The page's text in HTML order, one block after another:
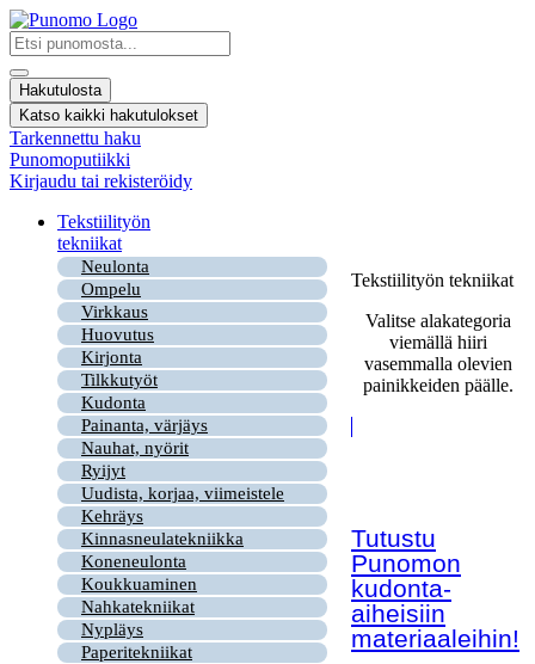
Mene
sisältöön
Search
...
Hakutulosta
Katso kaikki hakutulokset
Tarkennettu haku
Punomoputiikki
Kirjaudu tai rekisteröidy
Tekstiilityön
tekniikat
Neulonta
Ompelu
Virkkaus
Huovutus
Kirjonta
Tilkkutyöt
Kudonta
Painanta, värjäys
Nauhat, nyörit
Ryijyt
Uudista, korjaa, viimeistele
Kehräys
Kinnasneulatekniikka
Koneneulonta
Koukkuaminen
Nahkatekniikat
Nypläys
Paperitekniikat
Tekstiilityön tekniikat
Valitse alakategoria
viemällä hiiri
vasemmalla olevien
painikkeiden päälle.
Tutustu
Punomon
kudonta-
aiheisiin
materiaaleihin!